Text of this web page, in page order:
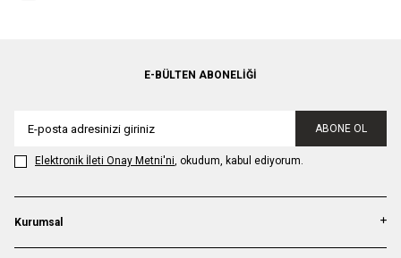
E-BÜLTEN ABONELIĞI
ABONE OL
Elektronik İleti Onay Metni'ni, okudum, kabul ediyorum.
Kurumsal